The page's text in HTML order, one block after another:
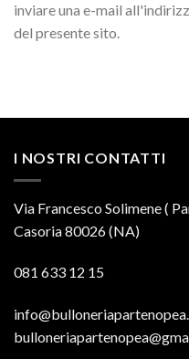
inviare una e-mail
del presente sito.
I NOSTRI CONTATTI
Via Francesco Solimene (
Casoria 80026 (NA)
081 633 12 15